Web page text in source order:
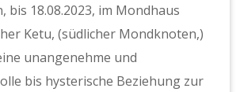
bis 18.08.2023, im Mondhaus
Ketu, (südlicher Mondknoten,)
unangenehme und
bis hysterische Beziehung zur